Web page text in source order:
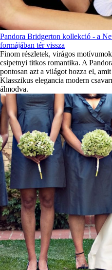
Pandora Bridgerton kollekció - a
formájában tér vissza
Finom részletek, virágos
csipetnyi titkos romantika. A
pontosan azt a világot hozza el,
Klasszikus elegancia modern
álmodva.